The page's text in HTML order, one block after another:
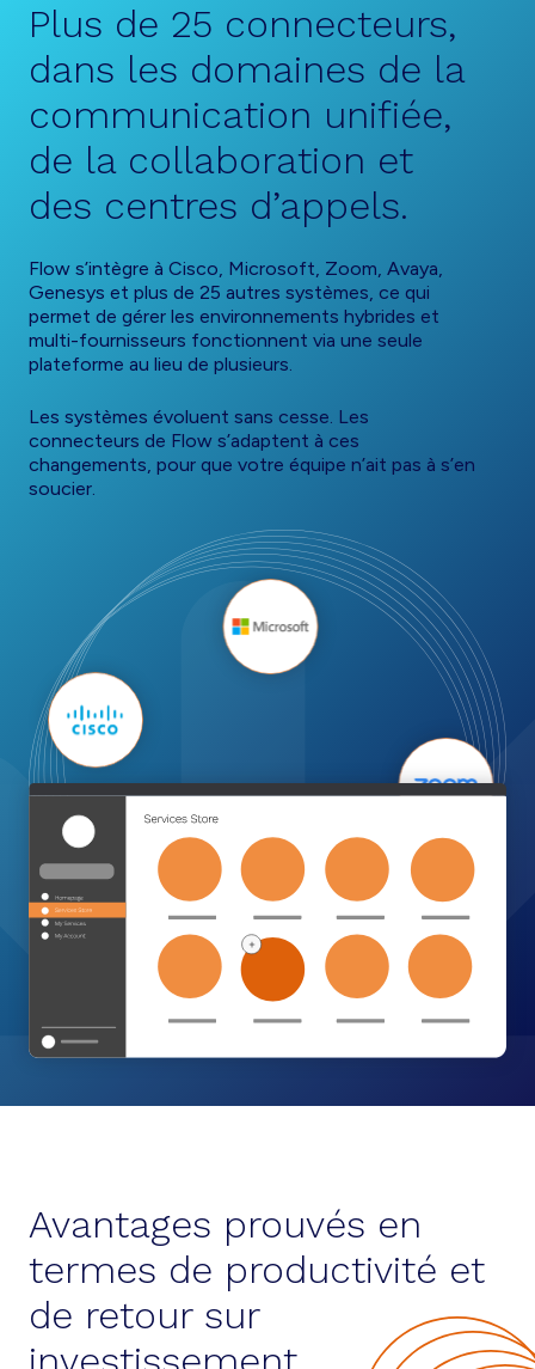
Plus de 25 connecteurs,
dans les domaines de la
communication unifiée,
de la collaboration et
des centres d’appels.
Flow s’intègre à Cisco, Microsoft, Zoom, Avaya,
Genesys et plus de 25 autres systèmes, ce qui
permet de gérer les environnements hybrides et
multi-fournisseurs fonctionnent via une seule
plateforme au lieu de plusieurs.
Les systèmes évoluent sans cesse. Les
connecteurs de Flow s’adaptent à ces
changements, pour que votre équipe n’ait pas à s’en
soucier.
Avantages prouvés en
termes de productivité et
de retour sur